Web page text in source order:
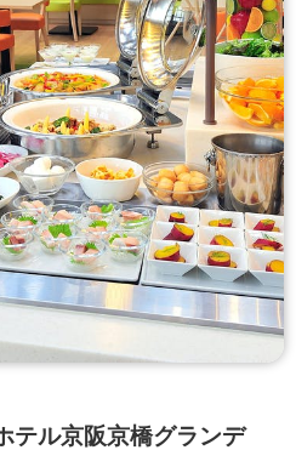
テル京阪京橋グランデ